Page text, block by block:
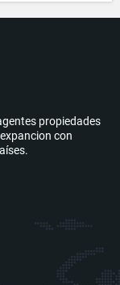
propiedades
con